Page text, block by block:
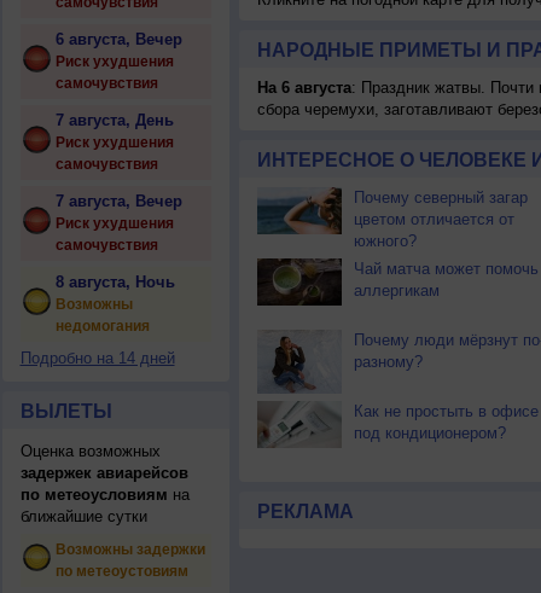
6 августа, Вечер
Риск ухудшения
самочувствия
7 августа, День
Риск ухудшения
самочувствия
7 августа, Вечер
Риск ухудшения
самочувствия
8 августа, Ночь
Возможны
недомогания
Подробно на 14 дней
ВЫЛЕТЫ
Оценка возможных
задержек авиарейсов
по метеоусловиям на
ближайшие сутки
Возможны задержки
по метеоустовиям
НАРОДНЫЕ ПРИМЕТЫ И
На 6 августа: Праздник жатвы. Почти
сбора черемухи, заготавливают
ИНТЕРЕСНОЕ О ЧЕЛОВЕКЕ
Почему северный загар
цветом отличается от
южного?
Чай матча может помочь
аллергикам
Почему люди мёрзнут
разному?
Как не простыть в офисе
под кондиционером?
РЕКЛАМА